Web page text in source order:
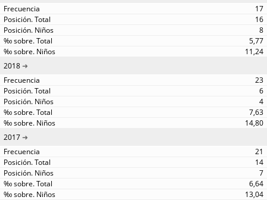
17
16
8
5,77
11,24
2018
23
6
4
7,63
14,80
2017
21
14
7
6,64
13,04